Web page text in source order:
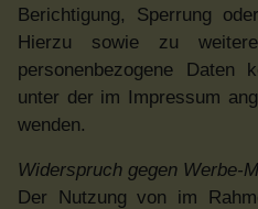
Berichtigung, Sperrung
Hierzu sowie zu
personenbezogene Daten
unter der im Impressum
wenden.
Widerspruch gegen Werbe-
Der Nutzung von im